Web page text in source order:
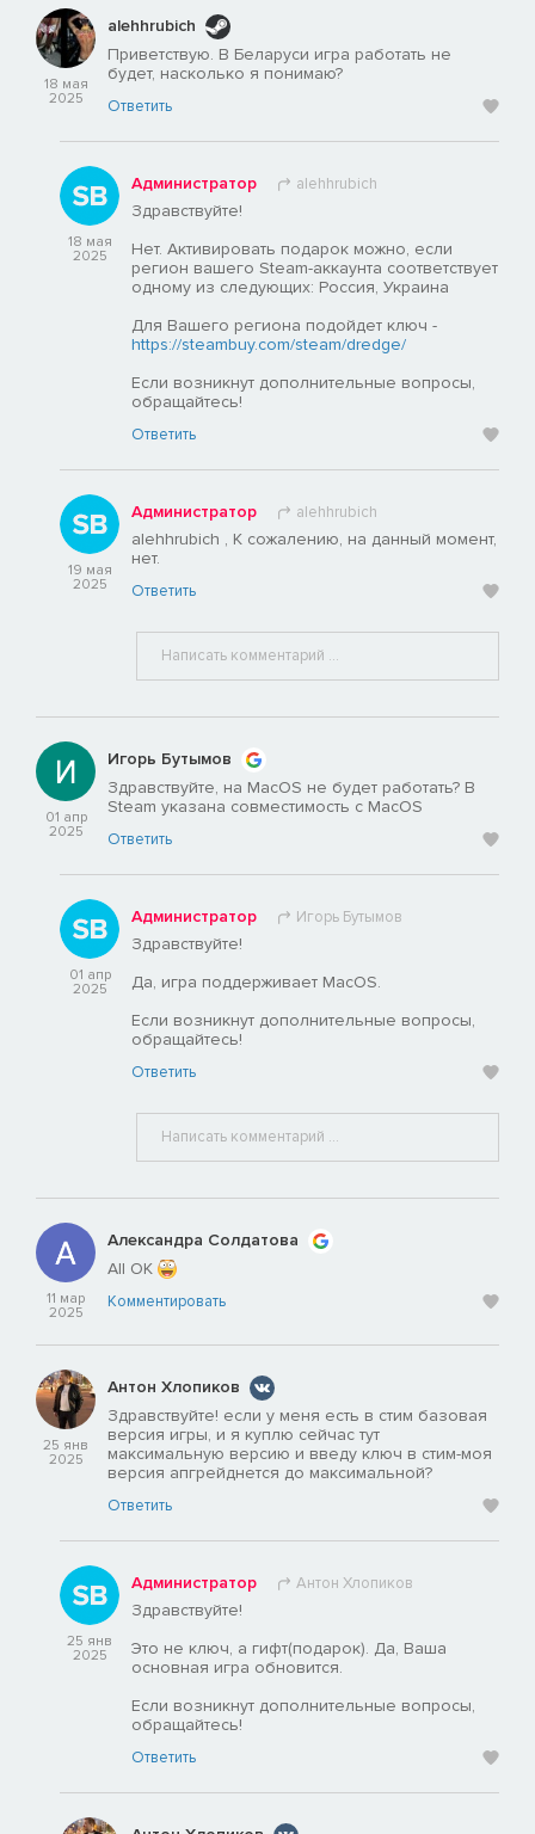
18 мая
2025
alehhrubich
Приветствую. В Беларуси игра работать не
будет, насколько я понимаю?
Ответить
18 мая
2025
Администратор alehhrubich
Здравствуйте!
Нет. Активировать подарок можно, если
регион вашего Steam-аккаунта соответствует
одному из следующих: Россия, Украина
Для Вашего региона подойдет ключ -
https://steambuy.com/steam/dredge/
Если возникнут дополнительные вопросы,
обращайтесь!
Ответить
19 мая
2025
Администратор alehhrubich
alehhrubich , К сожалению, на данный момент,
нет.
Ответить
01 апр
2025
Игорь Бутымов
Здравствуйте, на MacOS не будет работать? В
Steam указана совместимость с MacOS
Ответить
01 апр
2025
Администратор Игорь Бутымов
Здравствуйте!
Да, игра поддерживает MacOS.
Если возникнут дополнительные вопросы,
обращайтесь!
Ответить
11 мар
2025
Александра Солдатова
All OK
Комментировать
25 янв
2025
Антон Хлопиков
Здравствуйте! если у меня есть в стим базовая
версия игры, и я куплю сейчас тут
максимальную версию и введу ключ в стим-моя
версия апгрейднется до максимальной?
Ответить
25 янв
2025
Администратор Антон Хлопиков
Здравствуйте!
Это не ключ, а гифт(подарок). Да, Ваша
основная игра обновится.
Если возникнут дополнительные вопросы,
обращайтесь!
Ответить